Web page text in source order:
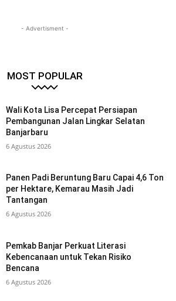
- Advertisment -
MOST POPULAR
Wali Kota Lisa Percepat Persiapan
Pembangunan Jalan Lingkar Selatan
Banjarbaru
6 Agustus 2026
Panen Padi Beruntung Baru Capai 4,6 Ton
per Hektare, Kemarau Masih Jadi
Tantangan
6 Agustus 2026
Pemkab Banjar Perkuat Literasi
Kebencanaan untuk Tekan Risiko
Bencana
6 Agustus 2026